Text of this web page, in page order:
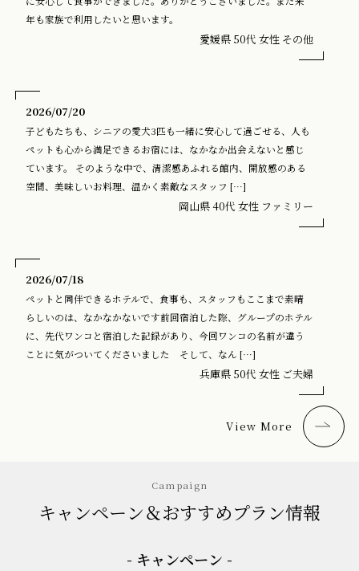
年も家族で利用したいと思います。
愛媛県 50代 女性 その他
2026/07/20
子どもたちも、シニアの愛犬3匹も一緒に安心して過ごせる、人も
ペットも心から満足できるお宿には、なかなか出会えないと感じ
ています。 そのような中で、清潔感あふれる館内、開放感のある
空間、美味しいお料理、温かく素敵なスタッフ […]
岡山県 40代 女性 ファミリー
2026/07/18
ペットと同伴できるホテルで、食事も、スタッフもここまで素晴
らしいのは、なかなかないです前回宿泊した際、グループのホテル
に、先代ワンコと宿泊した記録があり、今回ワンコの名前が違う
ことに気がついてくださいました そして、なん […]
兵庫県 50代 女性 ご夫婦
View More
キャンペーン＆おすすめプラン情報
Campaign
- キャンペーン -